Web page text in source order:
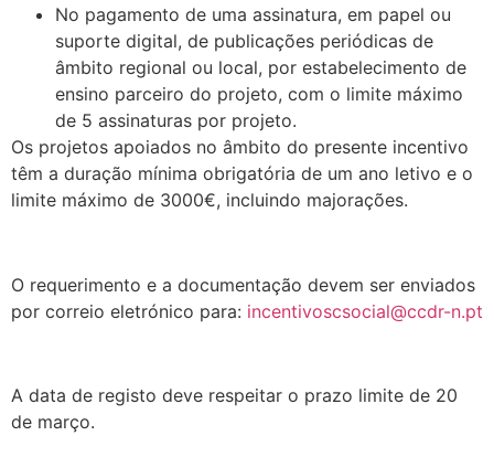
No pagamento de uma assinatura, em papel ou
suporte digital, de publicações periódicas de
âmbito regional ou local, por estabelecimento de
ensino parceiro do projeto, com o limite máximo
de 5 assinaturas por projeto.
Os projetos apoiados no âmbito do presente incentivo
têm a duração mínima obrigatória de um ano letivo e o
limite máximo de 3000€, incluindo majorações.
O requerimento e a documentação devem ser enviados
por correio eletrónico para: incentivoscsocial@ccdr-n.pt
A data de registo deve respeitar o prazo limite de 20
de março.